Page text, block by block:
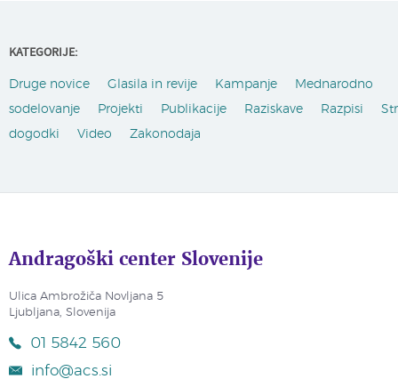
KATEGORIJE:
Druge novice Glasila in revije Kampanje
Mednarodno
sodelovanje
Projekti Publikacije Raziskave Razpisi
dogodki
Video Zakonodaja
Andragoški center Slovenije
Ulica Ambrožiča Novljana 5
Ljubljana, Slovenija
01 5842 560
info@acs.si